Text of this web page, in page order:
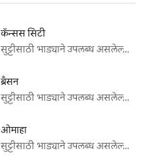
कॅन्सस सिटी
सुट्टीसाठी भाड्याने उपलब्ध असलेल्या जागा
ब्रँसन
सुट्टीसाठी भाड्याने उपलब्ध असलेल्या जागा
ओमाहा
सुट्टीसाठी भाड्याने उपलब्ध असलेल्या जागा